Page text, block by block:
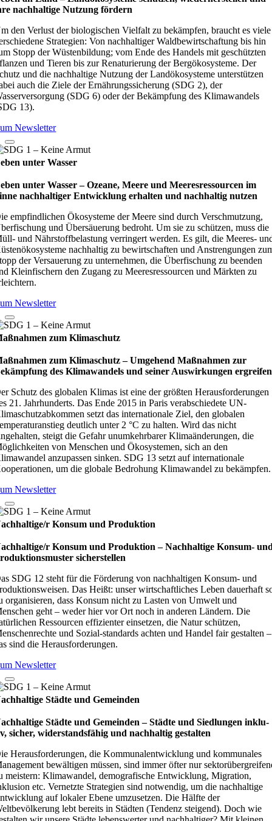
nach­hal­tige Nut­zung för­dern
den Verlust der biologischen Vielfalt zu bekämpfen, braucht es viele
Strategien: Von nachhaltiger Waldbewirtschaftung bis hin
Stopp der Wüstenbildung; vom Ende des Handels mit geschützten
und Tieren bis zur Renaturierung der Bergökosysteme. Der
und die nachhaltige Nutzung der Landökosysteme unterstützen
auch die Ziele der Ernährungssicherung (SDG 2), der
(SDG 6) oder der Bekämpfung des Klimawandels
13).
Newsletter
unter Wasser
unter Wasser – Oze­ane, Meere und Mee­res­res­sour­cen im
nach­hal­ti­ger Ent­wick­lung erhal­ten und nach­hal­tig nut­zen
empfindlichen Ökosysteme der Meere sind durch Verschmutzung,
und Übersäuerung bedroht. Um sie zu schützen, muss die
und Nährstoffbelastung verringert werden. Es gilt, die Meeres-
nachhaltig zu bewirtschaften und Anstrengungen
der Versauerung zu unternehmen, die Überfischung zu beenden
Kleinfischern den Zugang zu Meeresressourcen und Märkten zu
Newsletter
zum Klimaschutz
zum Klimaschutz – Umge­hend Maß­nah­men zur
des Kli­ma­wan­dels und sei­ner Aus­wir­kun­gen ergrei­fen
Schutz des globalen Klimas ist eine der größten Herausforderungen
21. Jahrhunderts. Das Ende 2015 in Paris verabschiedete UN-
setzt das internationale Ziel, den globalen
deutlich unter 2 °C zu halten. Wird das nicht
steigt die Gefahr unumkehrbarer Klimaänderungen, die
von Menschen und Ökosystemen, sich an den
anzupassen sinken. SDG 13 setzt auf internationale
um die globale Bedrohung Klimawandel zu bekämpfen.
Newsletter
r Konsum und Produktion
r Konsum und Produktion – Nach­hal­tige Kon­sum-
sicher­stel­len
SDG 12 steht für die Förderung von nachhaltigen Konsum- und
Das Heißt: unser wirtschaftliches Leben dauerhaft
organisieren, dass Konsum nicht zu Lasten von Umwelt und
geht – weder hier vor Ort noch in anderen Ländern. Die
Ressourcen effizienter einsetzen, die Natur schützen,
und Sozial-standards achten und Handel fair gestalten –
sind die Herausforderungen.
Newsletter
Städte und Gemeinden
Städte und Gemeinden – Städte und Sied­lun­gen inklu­
sicher, wider­stands­fä­hig und nach­hal­tig gestal­ten
Herausforderungen, die Kommunalentwicklung und kommunales
bewältigen müssen, sind immer öfter nur
meistern: Klimawandel, demografische Entwicklung, Migration,
etc. Vernetzte Strategien sind notwendig, um die nachhaltige
auf lokaler Ebene umzusetzen. Die Hälfte der
lebt bereits in Städten (Tendenz steigend). Doch wie